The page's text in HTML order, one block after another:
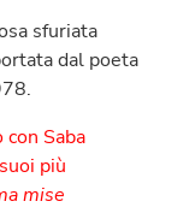
sfuriata
dal poeta
Saba
più
mise